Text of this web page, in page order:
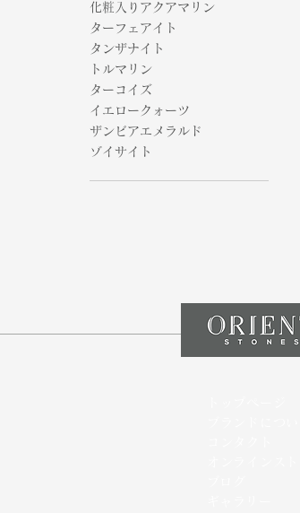
化粧入りアクアマリン
ターフェアイト
タンザナイト
トルマリン
ターコイズ
イエロークォーツ
ザンビアエメラルド
ゾイサイト